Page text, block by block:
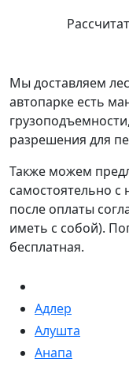
Мы доставляем
автопарке есть
разрешения для
Также можем
самостоятельно с
после оплаты
иметь с собой).
бесплатная.
Адлер
Алушта
Анапа